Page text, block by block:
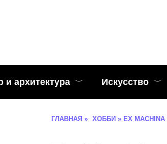
и архитектура Искусство
ГЛАВНАЯ » ХОББИ » EX